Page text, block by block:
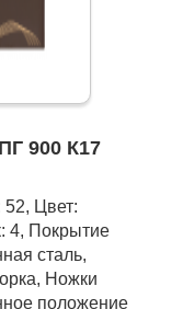
900 К17
Цвет:
4, Покрытие
сталь,
Ножки
положение